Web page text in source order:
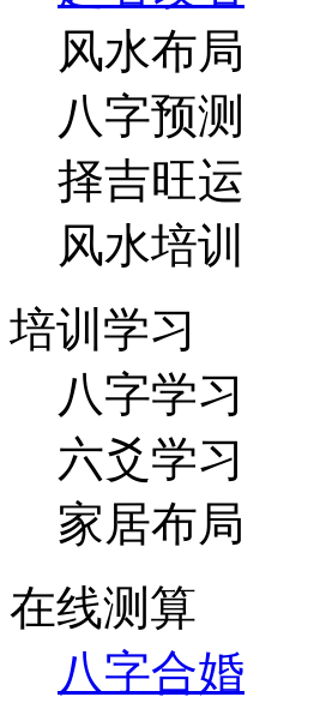
风水布局
八字预测
择吉旺运
风水培训
培训学习
八字学习
六爻学习
家居布局
在线测算
八字合婚